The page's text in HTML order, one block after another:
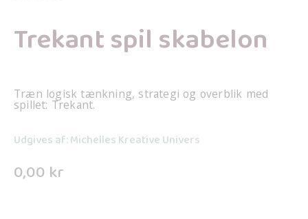
Trekant spil skabelon
Træn logisk tænkning, strategi og overblik med
spillet: Trekant.
Udgives af: Michelles Kreative Univers
0,00 kr